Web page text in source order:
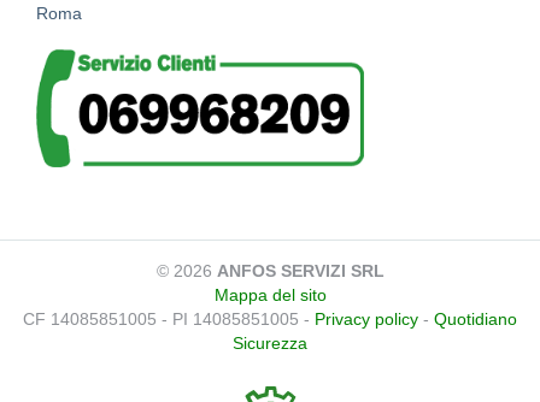
Roma
© 2026 ANFOS SERVIZI SRL
Mappa del sito
CF 14085851005 - PI 14085851005 - Privacy policy - Quotidiano
Sicurezza